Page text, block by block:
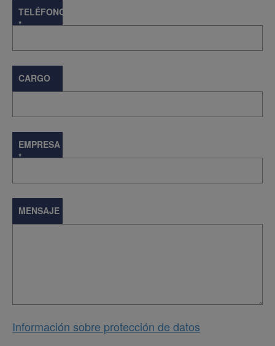
TELÉFONO
*
CARGO
EMPRESA
*
MENSAJE
Información sobre protección de datos